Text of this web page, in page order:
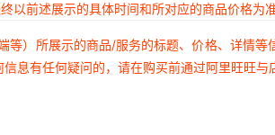
前述展示的具体时间和所对应的商品价格为准
）所展示的商品/服务的标题、价格、详情
有任何疑问的，请在购买前通过阿里旺旺